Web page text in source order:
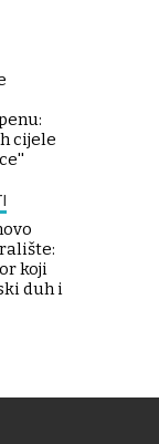
cijele
koji
duh i